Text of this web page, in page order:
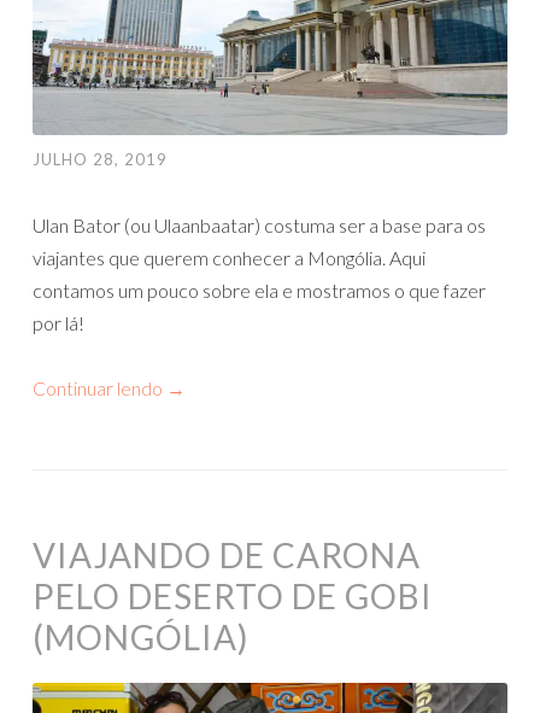
JULHO 28, 2019
Ulan Bator (ou Ulaanbaatar) costuma ser a base para os
viajantes que querem conhecer a Mongólia. Aqui
contamos um pouco sobre ela e mostramos o que fazer
por lá!
Continuar lendo →
VIAJANDO DE CARONA
PELO DESERTO DE GOBI
(MONGÓLIA)